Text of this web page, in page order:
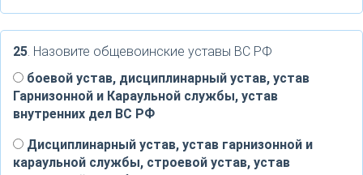
25. Назовите общевоинские уставы ВС РФ
боевой устав, дисциплинарный устав, устав
Гарнизонной и Караульной службы, устав
внутренних дел ВС РФ
Дисциплинарный устав, устав гарнизонной и
караульной службы, строевой устав, устав